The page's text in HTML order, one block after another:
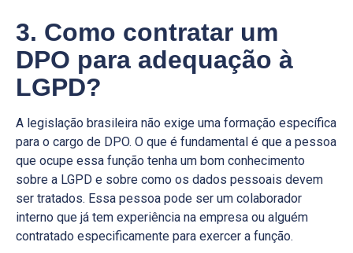
3. Como contratar um
DPO para adequação à
LGPD?
A legislação brasileira não exige uma formação específica
para o cargo de DPO. O que é fundamental é que a pessoa
que ocupe essa função tenha um bom conhecimento
sobre a LGPD e sobre como os dados pessoais devem
ser tratados. Essa pessoa pode ser um colaborador
interno que já tem experiência na empresa ou alguém
contratado especificamente para exercer a função.